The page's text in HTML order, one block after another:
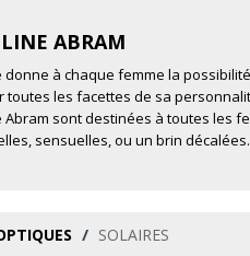
ABRAM
donne à chaque femme la
toutes les facettes de sa
Abram sont destinées à toutes les
sensuelles, ou un brin décalées.
/ SOLAIRES